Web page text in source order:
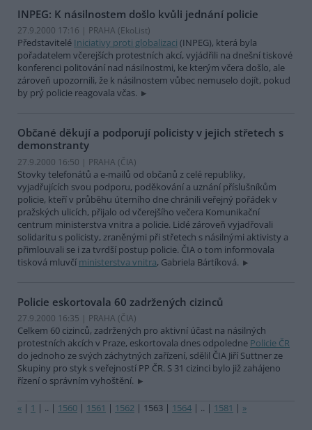
INPEG: K násilnostem došlo kvůli jednání policie
27.9.2000 17:16 | PRAHA (EkoList)
Představitelé Iniciativy proti globalizaci (INPEG), která byla
pořadatelem včerejších protestních akcí, vyjádřili na dnešní tiskové
konferenci politování nad násilnostmi, ke kterým včera došlo, ale
zároveň upozornili, že k násilnostem vůbec nemuselo dojít, pokud
by prý policie reagovala včas.
Občané děkují a podporují policisty v jejich střetech s
demonstranty
27.9.2000 16:50 | PRAHA (ČIA)
Stovky telefonátů a e-mailů od občanů z celé republiky,
vyjadřujících svou podporu, poděkování a uznání příslušníkům
policie, kteří v průběhu úterního dne chránili veřejný pořádek v
pražských ulicích, přijalo od včerejšího večera Komunikační
centrum ministerstva vnitra a policie. Lidé zároveň vyjadřovali
solidaritu s policisty, zraněnými při střetech s násilnými aktivisty a
přimlouvali se i za tvrdší postup policie. ČIA o tom informovala
tisková mluvčí ministerstva vnitra, Gabriela Bártíková.
Policie eskortovala 60 zadržených cizinců
27.9.2000 16:35 | PRAHA (ČIA)
Celkem 60 cizinců, zadržených pro aktivní účast na násilných
protestních akcích v Praze, eskortovala dnes odpoledne Policie ČR
do jednoho ze svých záchytných zařízení, sdělil ČIA Jiří Suttner ze
Skupiny pro styk s veřejností PP ČR. S 31 cizinci bylo již zahájeno
řízení o správním vyhoštění.
« | 1 | .. | 1560 | 1561 | 1562 | 1563 | 1564 | .. | 1581 | »